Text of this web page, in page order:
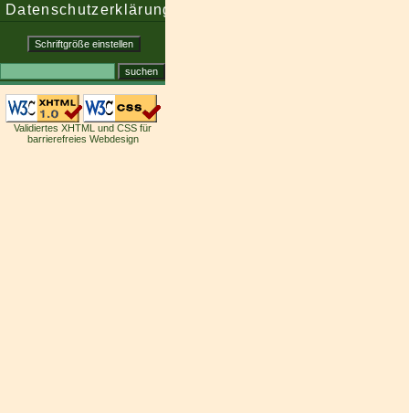
Datenschutzerklärung
Validiertes XHTML und CSS für
barrierefreies Webdesign